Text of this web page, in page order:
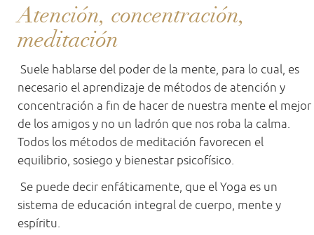
Atención, concentración,
meditación
Suele hablarse del poder de la mente, para lo cual, es
necesario el aprendizaje de métodos de atención y
concentración a fin de hacer de nuestra mente el mejor
de los amigos y no un ladrón que nos roba la calma.
Todos los métodos de meditación favorecen el
equilibrio, sosiego y bienestar psicofísico.
Se puede decir enfáticamente, que el Yoga es un
sistema de educación integral de cuerpo, mente y
espíritu.